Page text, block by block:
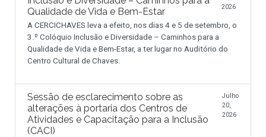
Qualidade de Vida e Bem-Estar
2026
A CERCICHAVES leva a efeito, nos dias 4 e 5 de setembro, o
3.º Colóquio Inclusão e Diversidade – Caminhos para a
Qualidade de Vida e Bem-Estar, a ter lugar no Auditório do
Centro Cultural de Chaves.
Sessão de esclarecimento sobre as
alterações à portaria dos Centros de
Atividades e Capacitação para a Inclusão
(CACI)
Julho
20,
2026